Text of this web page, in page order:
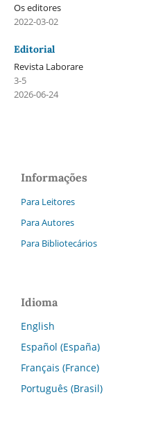
Os editores
2022-03-02
Editorial
Revista Laborare
3-5
2026-06-24
Informações
Para Leitores
Para Autores
Para Bibliotecários
Idioma
English
Español (España)
Français (France)
Português (Brasil)